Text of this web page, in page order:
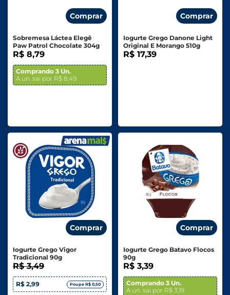
Comprar
Sobremesa Láctea Elegê
Paw Patrol Chocolate 304g
R$ 8,79
Comprando 3 Un.
A un. sai por R$ 8,49
Comprar
Iogurte Grego Danone Light
Original E Morango 510g
R$ 17,39
Comprar
Iogurte Grego Vigor
Tradicional 90g
R$ 3,49
R$ 2,99 Poupe R$ 0,50
Comprar
Iogurte Grego Batavo Flocos
90g
R$ 3,39
Comprando 3 Un.
A un. sai por R$ 3,19